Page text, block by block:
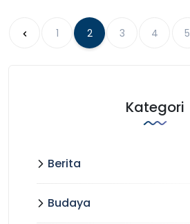
1 2 3 4 5
Kategori
Berita
Budaya